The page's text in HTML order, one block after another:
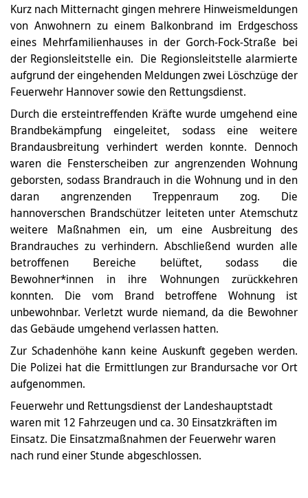
Kurz nach Mitternacht gingen mehrere Hinweismeldungen
von Anwohnern zu einem Balkonbrand im Erdgeschoss
eines Mehrfamilienhauses in der Gorch-Fock-Straße bei
der Regionsleitstelle ein. Die Regionsleitstelle alarmierte
aufgrund der eingehenden Meldungen zwei Löschzüge der
Feuerwehr Hannover sowie den Rettungsdienst.
Durch die ersteintreffenden Kräfte wurde umgehend eine
Brandbekämpfung eingeleitet, sodass eine weitere
Brandausbreitung verhindert werden konnte. Dennoch
waren die Fensterscheiben zur angrenzenden Wohnung
geborsten, sodass Brandrauch in die Wohnung und in den
daran angrenzenden Treppenraum zog. Die
hannoverschen Brandschützer leiteten unter Atemschutz
weitere Maßnahmen ein, um eine Ausbreitung des
Brandrauches zu verhindern. Abschließend wurden alle
betroffenen Bereiche belüftet, sodass die
Bewohner*innen in ihre Wohnungen zurückkehren
konnten. Die vom Brand betroffene Wohnung ist
unbewohnbar. Verletzt wurde niemand, da die Bewohner
das Gebäude umgehend verlassen hatten.
Zur Schadenhöhe kann keine Auskunft gegeben werden.
Die Polizei hat die Ermittlungen zur Brandursache vor Ort
aufgenommen.
Feuerwehr und Rettungsdienst der Landeshauptstadt
waren mit 12 Fahrzeugen und ca. 30 Einsatzkräften im
Einsatz. Die Einsatzmaßnahmen der Feuerwehr waren
nach rund einer Stunde abgeschlossen.